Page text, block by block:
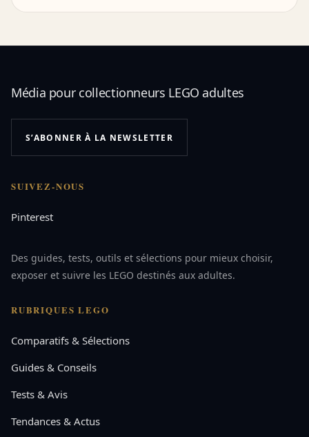
Média pour collectionneurs LEGO adultes
S’ABONNER À LA NEWSLETTER
SUIVEZ-NOUS
Pinterest
Des guides, tests, outils et sélections pour mieux choisir,
exposer et suivre les LEGO destinés aux adultes.
RUBRIQUES LEGO
Comparatifs & Sélections
Guides & Conseils
Tests & Avis
Tendances & Actus